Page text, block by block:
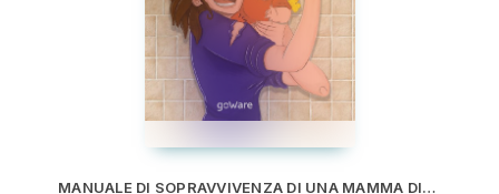
MANUALE DI SOPRAVVIVENZA DI UNA MAMMA DIVERSAMENTE GIOVANE